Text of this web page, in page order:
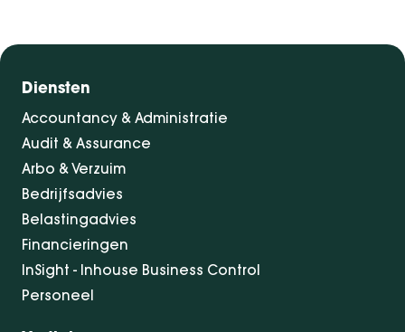
Diensten
Accountancy & Administratie
Audit & Assurance
Arbo & Verzuim
Bedrijfsadvies
Belastingadvies
Financieringen
InSight - Inhouse Business Control
Personeel